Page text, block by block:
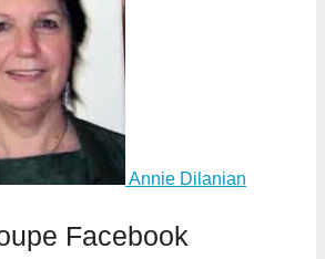
Annie Dilanian
Facebook